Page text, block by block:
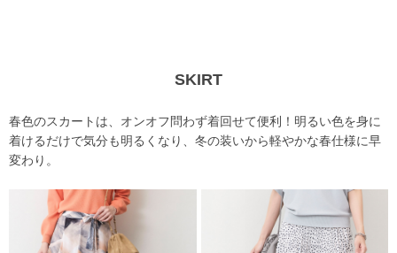
SKIRT
春色のスカートは、オンオフ問わず着回せて便利！明るい色を身に
着けるだけで気分も明るくなり、冬の装いから軽やかな春仕様に早
変わり。